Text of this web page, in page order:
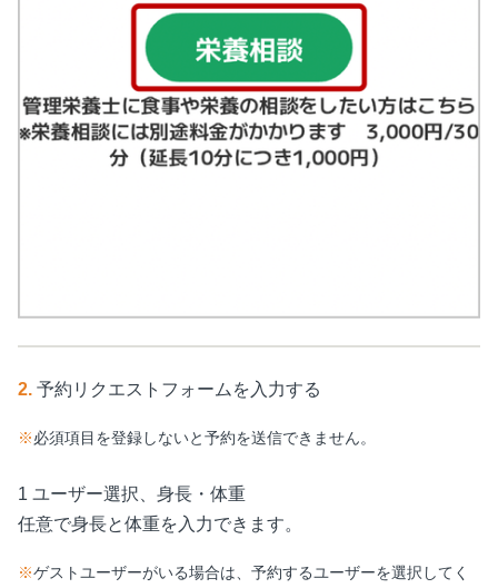
2. 予約リクエストフォームを入力する
※必須項目を登録しないと予約を送信できません。
1 ユーザー選択、身長・体重
任意で身長と体重を入力できます。
※ゲストユーザーがいる場合は、予約するユーザーを選択してく